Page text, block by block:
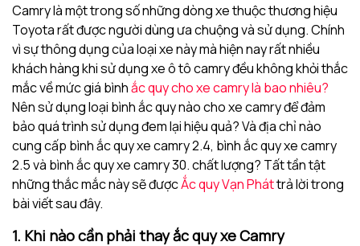
Camry là một trong số những dòng xe thuộc thương hiệu
Toyota rất được người dùng ưa chuộng và sử dụng. Chính
vì sự thông dụng của loại xe này mà hiện nay rất nhiều
khách hàng khi sử dụng xe ô tô camry đều không khỏi thắc
mắc về mức giá bìnhắc quy cho xe camry là bao nhiêu?
Nên sử dụng loại bình ắc quy nào cho xe camry để đảm
bảo quá trình sử dụng đem lại hiệu quả? Và địa chỉ nào
cung cấp bình ắc quy xe camry 2.4, bình ắc quy xe camry
2.5 và bình ắc quy xe camry 30. chất lượng? Tất tần tật
những thắc mắc này sẽ đượcẮc quy Vạn Pháttrả lời trong
bài viết sau đây.
1. Khi nào cần phải thay ắc quy xe Camry